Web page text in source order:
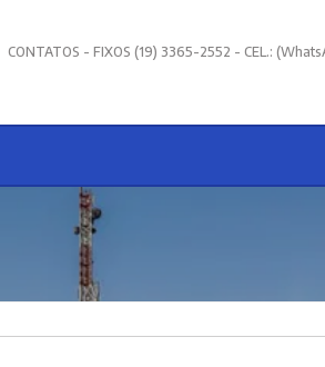
CONTATOS - FIXOS (19) 3365-2552 - CEL.: